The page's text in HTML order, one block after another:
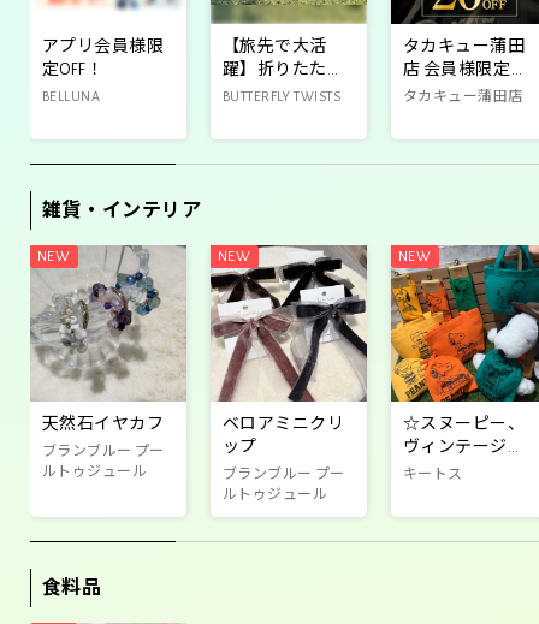
アプリ会員様限
定OFF！
BELLUNA
【旅先で大活
躍】折りたたみ
パンプス✨
BUTTERFLY TWISTS
タカキュー蒲田
店 会員様限定秋
の新作オーダー
タカキュー蒲田店
雑貨・インテリア
天然石イヤカフ
ブランブルー プー
ルトゥジュール
ベロアミニクリ
ップ
ブランブルー プー
ルトゥジュール
☆スヌーピー、
ヴィンテージ商
品☆
キートス
食料品